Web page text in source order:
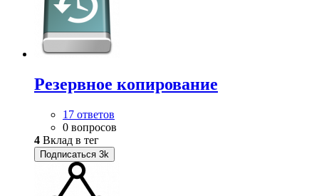
Резервное копирование
17 ответов
0 вопросов
4 Вклад в тег
Подписаться 3k